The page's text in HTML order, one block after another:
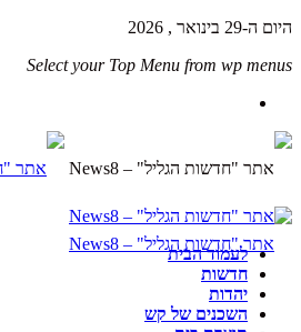
היום ה-29 בינואר , 2026
Select your Top Menu from wp menus
לעמוד הבית
חדשות
יהדות
השכנים של קש